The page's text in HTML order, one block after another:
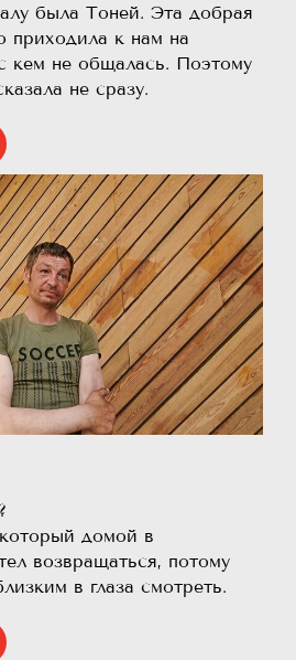
была Тоней. Эта добрая
приходила к нам на
кем не общалась. Поэтому
не сразу.
домой в
возвращаться, потому
в глаза смотреть.